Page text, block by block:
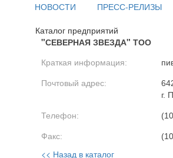
НОВОСТИ ПРЕСС-РЕЛИЗЫ
Каталог предприятий
"СЕВЕРНАЯ ЗВЕЗДА" ТОО
Краткая информация:
Почтовый адрес:
г.
Телефон:
Факс:
<< Назад в каталог